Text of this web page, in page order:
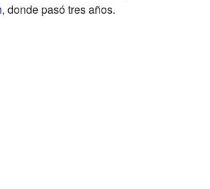
, donde pasó tres años.